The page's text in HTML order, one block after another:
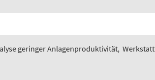
geringer Anlagenproduktivität,